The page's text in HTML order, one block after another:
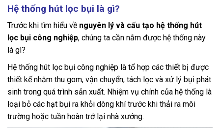
Hệ thống hút lọc bụi là gì?
Trước khi tìm hiểu về nguyên lý và cấu tạo hệ thống hút
lọc bụi công nghiệp, chúng ta cần nắm được hệ thống này
là gì?
Hệ thống hút lọc bụi công nghiệp là tổ hợp các thiết bị được
thiết kế nhằm thu gom, vận chuyển, tách lọc và xử lý bụi phát
sinh trong quá trình sản xuất. Nhiệm vụ chính của hệ thống là
loại bỏ các hạt bụi ra khỏi dòng khí trước khi thải ra môi
trường hoặc tuần hoàn trở lại nhà xưởng.